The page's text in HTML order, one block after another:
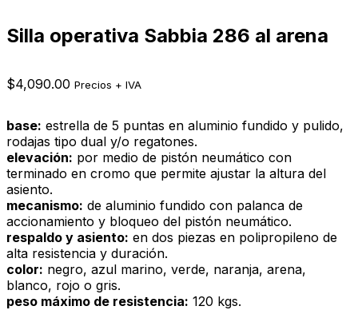
Silla operativa Sabbia 286 al arena
$4,090.00 Precios + IVA
base: estrella de 5 puntas en aluminio fundido y pulido,
rodajas tipo dual y/o regatones.
elevación: por medio de pistón neumático con
terminado en cromo que permite ajustar la altura del
asiento.
mecanismo: de aluminio fundido con palanca de
accionamiento y bloqueo del pistón neumático.
respaldo y asiento: en dos piezas en polipropileno de
alta resistencia y duración.
color: negro, azul marino, verde, naranja, arena,
blanco, rojo o gris.
peso máximo de resistencia: 120 kgs.